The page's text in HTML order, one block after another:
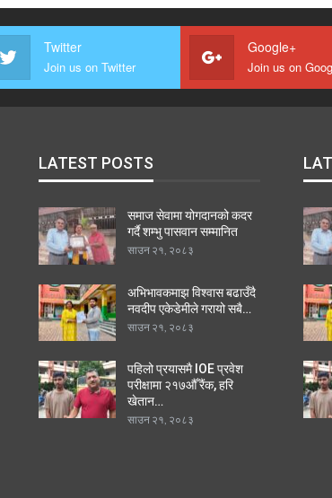
Twitter
Join us on Twitter
Google+
Join us on
LATEST POSTS
समाज सेवामा योगदानको कदर
गर्दै शम्भु पासवान सम्मानित
साउन २१, २०८३
अभिभावकमाझ विश्वास बढाउँदै
नवदीप एकेडेमीले गरायो सबै…
साउन २१, २०८३
पहिलो प्रयासमै IOE प्रवेश
परीक्षामा २१७औँ रैंक, हरि
खेतान…
साउन २१, २०८३